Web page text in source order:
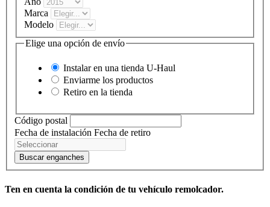
Marca
Modelo
Elige una opción de envío
Instalar en una tienda U-Haul
Enviarme los productos
Retiro en la tienda
Código postal
Fecha de instalación Fecha de retiro
Buscar enganches
Ten en cuenta la condición de tu vehículo remolcador.